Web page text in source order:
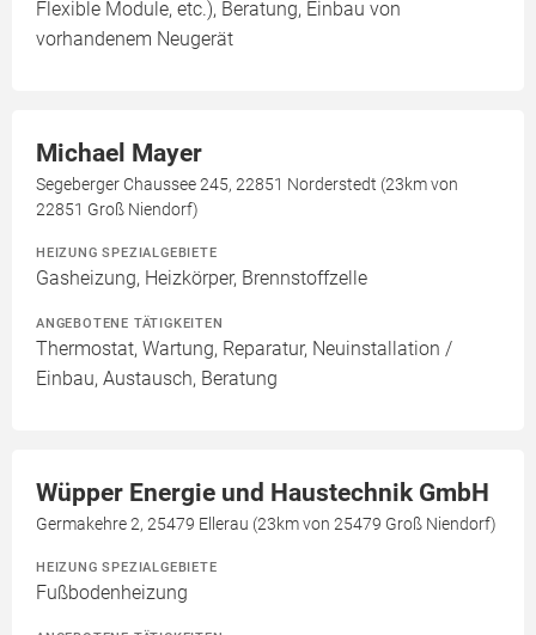
Flexible Module, etc.), Beratung, Einbau von
vorhandenem Neugerät
Michael Mayer
Segeberger Chaussee 245, 22851 Norderstedt (23km von
22851 Groß Niendorf)
HEIZUNG SPEZIALGEBIETE
Gasheizung, Heizkörper, Brennstoffzelle
ANGEBOTENE TÄTIGKEITEN
Thermostat, Wartung, Reparatur, Neuinstallation /
Einbau, Austausch, Beratung
Wüpper Energie und Haustechnik GmbH
Germakehre 2, 25479 Ellerau (23km von 25479 Groß Niendorf)
HEIZUNG SPEZIALGEBIETE
Fußbodenheizung